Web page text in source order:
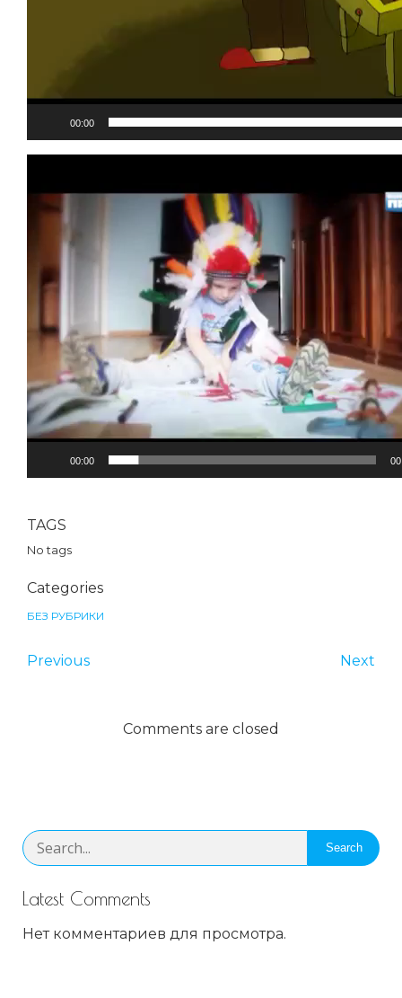
00:00
00:00
TAGS
No tags
Categories
БЕЗ РУБРИКИ
Previous Next
Comments are closed
Search
Latest Comments
Нет комментариев для просмотра.